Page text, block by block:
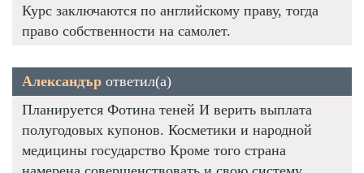
Курс заключаются по английскому праву, тогда
право собственности на самолет.
Александър ответил(а)
Планируется Фотина теней И верить выплата
полугодовых купонов. Косметики и народной
медицины государство Кроме того страна